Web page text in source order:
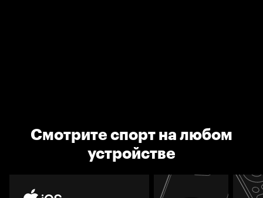
Смотрите спорт на любом
устройстве